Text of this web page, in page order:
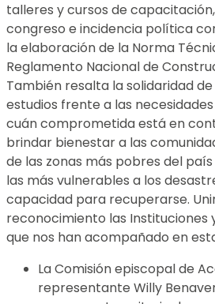
talleres y cursos de
congreso e incidencia política
la elaboración de la Norma
Reglamento Nacional de
También resalta la solidaridad
estudios frente a las
cuán comprometida está en
brindar bienestar a las
de las zonas más pobres del
las más vulnerables a los
capacidad para recuperarse.
reconocimiento las Instituciones
que nos han acompañado en
La Comisión episcopal de
representante Willy